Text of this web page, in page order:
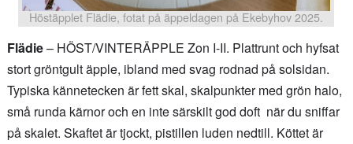
Höstäpplet Flädie, fotat på äppeldagen på Ekebyhov 2025.
Flädie– HÖST/VINTERÄPPLE Zon I-II. Plattrunt och hyfsat
stort gröntgult äpple, ibland med svag rodnad på solsidan.
Typiska kännetecken är fett skal, skalpunkter med grön halo,
små runda kärnor och en inte särskilt god doft när du sniffar
på skalet. Skaftet är tjockt, pistillen luden nedtill. Köttet är